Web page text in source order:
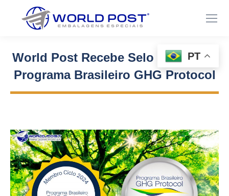
World Post Recebe Selo Prata pelo
Programa Brasileiro GHG Protocol
Você está aqui:
PT